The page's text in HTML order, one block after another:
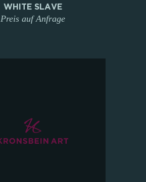
WHITE SLAVE
Preis auf Anfrage